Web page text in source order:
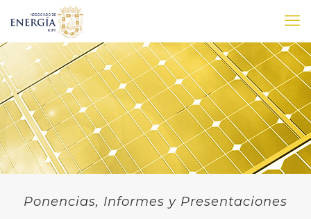
Ponencias, Informes y Presentaciones